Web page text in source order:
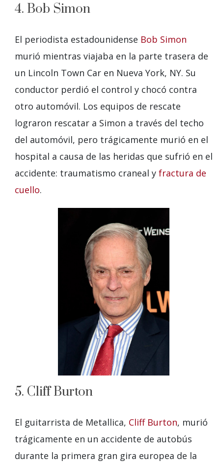
4. Bob Simon
El periodista estadounidense Bob Simon
murió mientras viajaba en la parte trasera de
un Lincoln Town Car en Nueva York, NY. Su
conductor perdió el control y chocó contra
otro automóvil. Los equipos de rescate
lograron rescatar a Simon a través del techo
del automóvil, pero trágicamente murió en el
hospital a causa de las heridas que sufrió en el
accidente: traumatismo craneal y fractura de
cuello.
5. Cliff Burton
El guitarrista de Metallica, Cliff Burton, murió
trágicamente en un accidente de autobús
durante la primera gran gira europea de la